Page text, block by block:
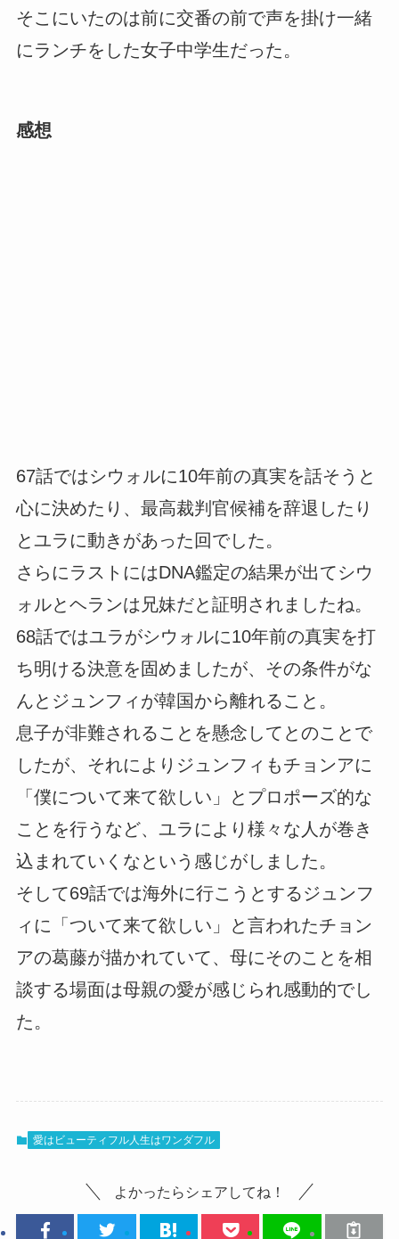
そこにいたのは前に交番の前で声を掛け一緒
にランチをした女子中学生だった。
感想
67話ではシウォルに10年前の真実を話そうと
心に決めたり、最高裁判官候補を辞退したり
とユラに動きがあった回でした。
さらにラストにはDNA鑑定の結果が出てシウ
ォルとヘランは兄妹だと証明されましたね。
68話ではユラがシウォルに10年前の真実を打
ち明ける決意を固めましたが、その条件がな
んとジュンフィが韓国から離れること。
息子が非難されることを懸念してとのことで
したが、それによりジュンフィもチョンアに
「僕について来て欲しい」とプロポーズ的な
ことを行うなど、ユラにより様々な人が巻き
込まれていくなという感じがしました。
そして69話では海外に行こうとするジュンフ
ィに「ついて来て欲しい」と言われたチョン
アの葛藤が描かれていて、母にそのことを相
談する場面は母親の愛が感じられ感動的でし
た。
愛はビューティフル人生はワンダフル
よかったらシェアしてね！